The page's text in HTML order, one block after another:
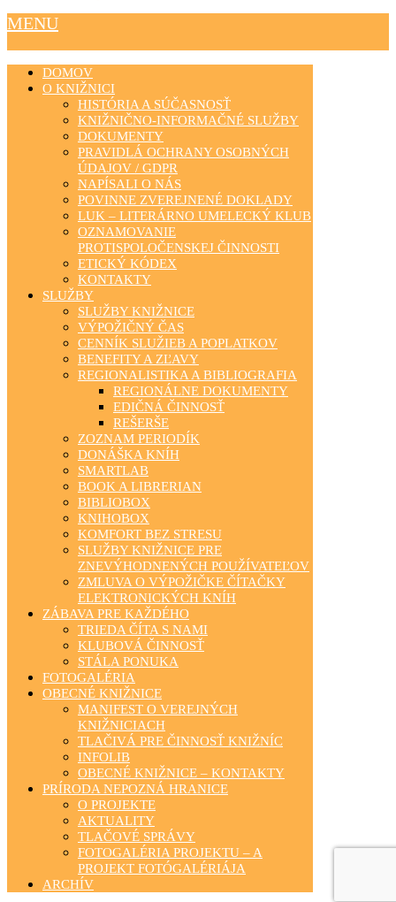
MENU
DOMOV
O KNIŽNICI
HISTÓRIA A SÚČASNOSŤ
KNIŽNIČNO-INFORMAČNÉ SLUŽBY
DOKUMENTY
PRAVIDLÁ OCHRANY OSOBNÝCH
ÚDAJOV / GDPR
NAPÍSALI O NÁS
POVINNE ZVEREJNENÉ DOKLADY
LUK – LITERÁRNO UMELECKÝ KLUB
OZNAMOVANIE
PROTISPOLOČENSKEJ ČINNOSTI
ETICKÝ KÓDEX
KONTAKTY
SLUŽBY
SLUŽBY KNIŽNICE
VÝPOŽIČNÝ ČAS
CENNÍK SLUŽIEB A POPLATKOV
BENEFITY A ZĽAVY
REGIONALISTIKA A BIBLIOGRAFIA
REGIONÁLNE DOKUMENTY
EDIČNÁ ČINNOSŤ
REŠERŠE
ZOZNAM PERIODÍK
DONÁŠKA KNÍH
SMARTLAB
BOOK A LIBRERIAN
BIBLIOBOX
KNIHOBOX
KOMFORT BEZ STRESU
SLUŽBY KNIŽNICE PRE
ZNEVÝHODNENÝCH POUŽÍVATEĽOV
ZMLUVA O VÝPOŽIČKE ČÍTAČKY
ELEKTRONICKÝCH KNÍH
ZÁBAVA PRE KAŽDÉHO
TRIEDA ČÍTA S NAMI
KLUBOVÁ ČINNOSŤ
STÁLA PONUKA
FOTOGALÉRIA
OBECNÉ KNIŽNICE
MANIFEST O VEREJNÝCH
KNIŽNICIACH
TLAČIVÁ PRE ČINNOSŤ KNIŽNÍC
INFOLIB
OBECNÉ KNIŽNICE – KONTAKTY
PRÍRODA NEPOZNÁ HRANICE
O PROJEKTE
AKTUALITY
TLAČOVÉ SPRÁVY
FOTOGALÉRIA PROJEKTU – A
PROJEKT FOTÓGALÉRIÁJA
ARCHÍV